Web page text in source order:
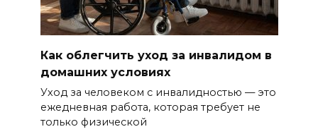
Как облегчить уход за инвалидом в
домашних условиях
Уход за человеком с инвалидностью — это
ежедневная работа, которая требует не
только физической